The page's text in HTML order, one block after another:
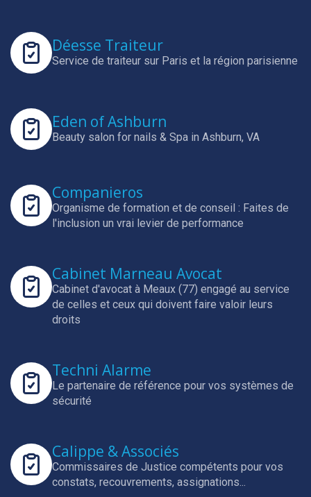
Déesse Traiteur
Service de traiteur sur Paris et la région parisienne
Eden of Ashburn
Beauty salon for nails & Spa in Ashburn, VA
Companieros
Organisme de formation et de conseil : Faites de
l'inclusion un vrai levier de performance
Cabinet Marneau Avocat
Cabinet d'avocat à Meaux (77) engagé au service
de celles et ceux qui doivent faire valoir leurs
droits
Techni Alarme
Le partenaire de référence pour vos systèmes de
sécurité
Calippe & Associés
Commissaires de Justice compétents pour vos
constats, recouvrements, assignations...